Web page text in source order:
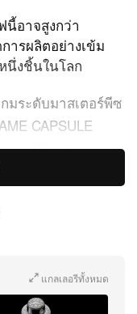
นี้อาจสูงกว่า
ารผลิตอย่างเข้ม
นึ่งชิ้นในโลก
มระดับมาสเตอร์พีซ
CAPSULE
and Wonders
รนาฬิกา แฟชั่นเฮาส์
กของเกมคลาสสิก
ดิมไปจนถึงงาน
ง Gabrielle
แกลเลอรีทั้งหมด